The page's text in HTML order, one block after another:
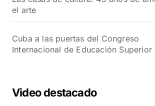
el arte
Cuba a las puertas del Congreso
Internacional de Educación Superior
Video destacado